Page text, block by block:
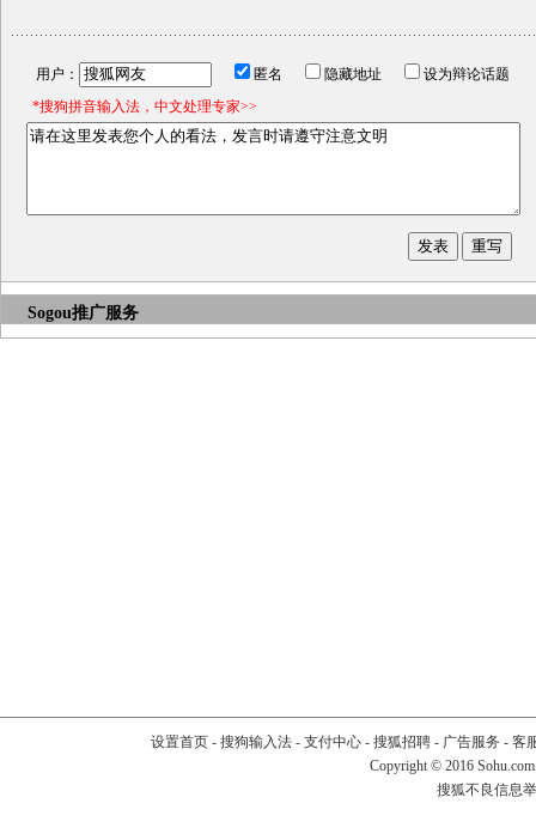
用户： 匿名 隐藏地址
设为辩论话题
*搜狗拼音输入法，中文处理专家>>
Sogou推广服务
设置首页- 搜狗输入法- 支付中心- 搜狐招聘- 广告服务 - 客
Copyright © 2016
搜狐不良信息